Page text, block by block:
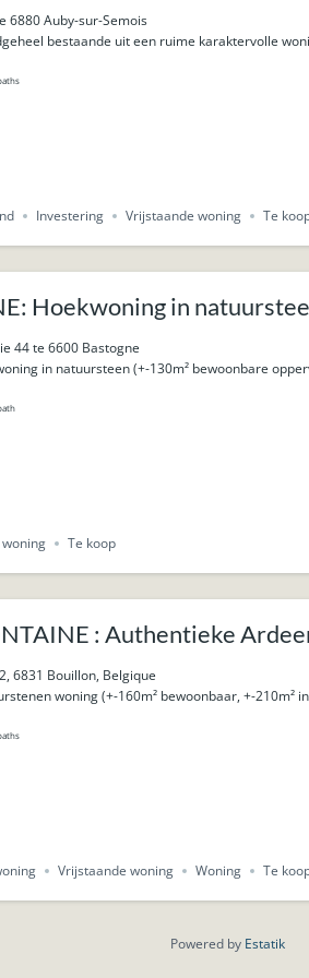
mooie uitzichten over de
6880 Auby-sur-Semois
bestaande uit een ruime karaktervolle
Investering Vrijstaande woning Te
Hoekwoning in
44 te 6600 Bastogne
in natuursteen (+-130m² bewoonbare
Te koop
: Authentieke
6831 Bouillon, Belgique
woning (+-160m² bewoonbaar, +-210m²
Vrijstaande woning Woning Te
Powered by Estatik